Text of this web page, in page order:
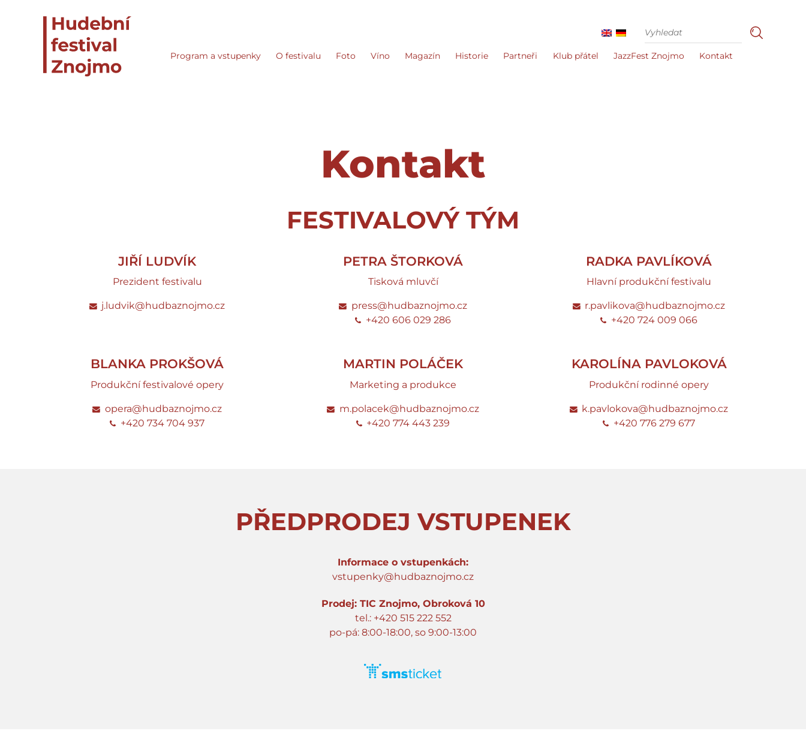
Program a vstupenky O festivalu Foto Víno Magazín Historie Partneři Klub přátel JazzFest Znojmo Kontakt
Kontakt
FESTIVALOVÝ TÝM
JIŘÍ LUDVÍK
Prezident festivalu
j.ludvik@hudbaznojmo.cz
PETRA ŠTORKOVÁ
Tisková mluvčí
press@hudbaznojmo.cz
+420 606 029 286
RADKA PAVLÍKOVÁ
Hlavní produkční festivalu
r.pavlikova@hudbaznojmo.cz
+420 724 009 066
BLANKA PROKŠOVÁ
Produkční festivalové opery
opera@hudbaznojmo.cz
+420 734 704 937
MARTIN POLÁČEK
Marketing a produkce
m.polacek@hudbaznojmo.cz
+420 774 443 239
KAROLÍNA PAVLOKOVÁ
Produkční rodinné opery
k.pavlokova@hudbaznojmo.cz
+420 776 279 677
PŘEDPRODEJ VSTUPENEK
Informace o vstupenkách:
vstupenky@hudbaznojmo.cz
Prodej: TIC Znojmo, Obroková 10
tel.: +420 515 222 552
po-pá: 8:00-18:00, so 9:00-13:00